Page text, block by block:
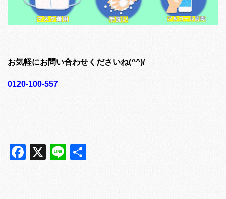
お気軽にお問い合わせくださいね(^^)/
0120-100-557
Facebook
X Line